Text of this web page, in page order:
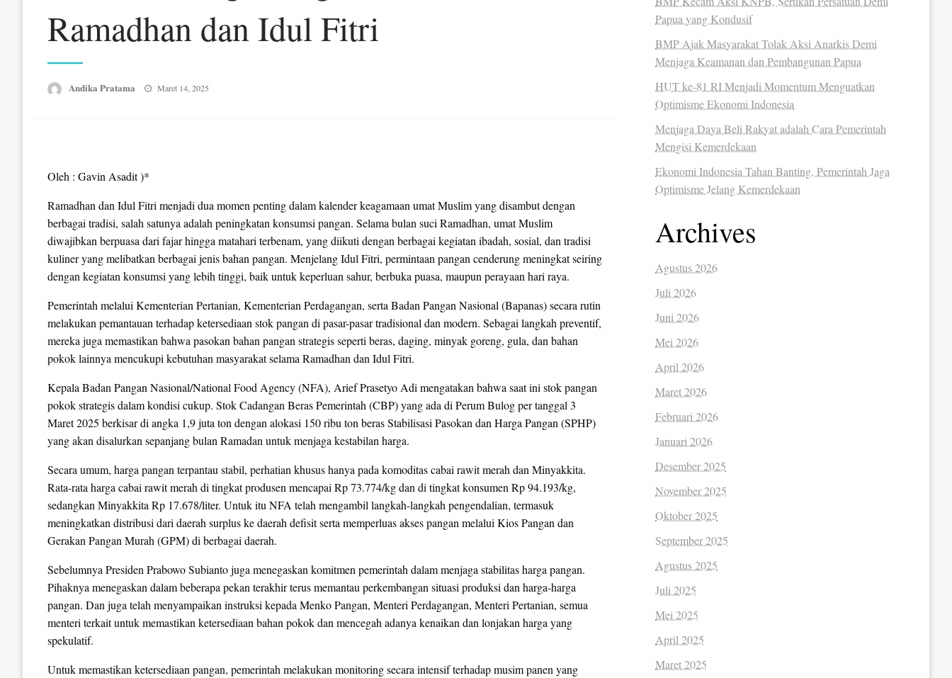
Ramadhan dan Idul Fitri
Andika Pratama
Posted
Maret 14, 2025
Oleh : Gavin Asadit )*
Ramadhan dan Idul Fitri menjadi dua momen penting dalam kalender keagamaan umat Muslim yang disambut dengan
berbagai tradisi, salah satunya adalah peningkatan konsumsi pangan. Selama bulan suci Ramadhan, umat Muslim
diwajibkan berpuasa dari fajar hingga matahari terbenam, yang diikuti dengan berbagai kegiatan ibadah, sosial, dan tradisi
kuliner yang melibatkan berbagai jenis bahan pangan. Menjelang Idul Fitri, permintaan pangan cenderung meningkat seiring
dengan kegiatan konsumsi yang lebih tinggi, baik untuk keperluan sahur, berbuka puasa, maupun perayaan hari raya.
Pemerintah melalui Kementerian Pertanian, Kementerian Perdagangan, serta Badan Pangan Nasional (Bapanas) secara rutin
melakukan pemantauan terhadap ketersediaan stok pangan di pasar-pasar tradisional dan modern. Sebagai langkah preventif,
mereka juga memastikan bahwa pasokan bahan pangan strategis seperti beras, daging, minyak goreng, gula, dan bahan
pokok lainnya mencukupi kebutuhan masyarakat selama Ramadhan dan Idul Fitri.
Kepala Badan Pangan Nasional/National Food Agency (NFA), Arief Prasetyo Adi mengatakan bahwa saat ini stok pangan
pokok strategis dalam kondisi cukup. Stok Cadangan Beras Pemerintah (CBP) yang ada di Perum Bulog per tanggal 3
Maret 2025 berkisar di angka 1,9 juta ton dengan alokasi 150 ribu ton beras Stabilisasi Pasokan dan Harga Pangan (SPHP)
yang akan disalurkan sepanjang bulan Ramadan untuk menjaga kestabilan harga.
Secara umum, harga pangan terpantau stabil, perhatian khusus hanya pada komoditas cabai rawit merah dan Minyakkita.
Rata-rata harga cabai rawit merah di tingkat produsen mencapai Rp 73.774/kg dan di tingkat konsumen Rp 94.193/kg,
sedangkan Minyakkita Rp 17.678/liter. Untuk itu NFA telah mengambil langkah-langkah pengendalian, termasuk
meningkatkan distribusi dari daerah surplus ke daerah defisit serta memperluas akses pangan melalui Kios Pangan dan
Gerakan Pangan Murah (GPM) di berbagai daerah.
Sebelumnya Presiden Prabowo Subianto juga menegaskan komitmen pemerintah dalam menjaga stabilitas harga pangan.
Pihaknya menegaskan dalam beberapa pekan terakhir terus memantau perkembangan situasi produksi dan harga-harga
pangan. Dan juga telah menyampaikan instruksi kepada Menko Pangan, Menteri Perdagangan, Menteri Pertanian, semua
menteri terkait untuk memastikan ketersediaan bahan pokok dan mencegah adanya kenaikan dan lonjakan harga yang
spekulatif.
Untuk memastikan ketersediaan pangan, pemerintah melakukan monitoring secara intensif terhadap musim panen yang
Papua yang Kondusif
BMP Ajak Masyarakat Tolak Aksi Anarkis Demi
Menjaga Keamanan dan Pembangunan Papua
HUT ke-81 RI Menjadi Momentum Menguatkan
Optimisme Ekonomi Indonesia
Menjaga Daya Beli Rakyat adalah Cara Pemerintah
Mengisi Kemerdekaan
Ekonomi Indonesia Tahan Banting, Pemerintah Jaga
Optimisme Jelang Kemerdekaan
Archives
Agustus 2026
Juli 2026
Juni 2026
Mei 2026
April 2026
Maret 2026
Februari 2026
Januari 2026
Desember 2025
November 2025
Oktober 2025
September 2025
Agustus 2025
Juli 2025
Mei 2025
April 2025
Maret 2025